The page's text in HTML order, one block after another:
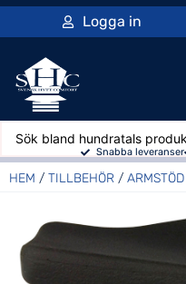
Logga in
Snabba leveranser
HEM / TILLBEHÖR / ARMSTÖD